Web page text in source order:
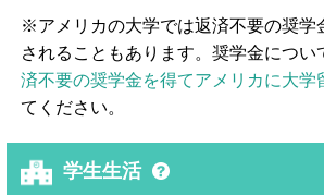
※アメリカの大学では返済不要の奨学
されることもあります。奨学金につい
済不要の奨学金を得てアメリカに大学
てください。
学生生活